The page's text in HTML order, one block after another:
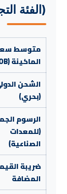
(الفئة
متوسط
الماكينة (FOB)
الشحن
(بحري)
الرسوم
(للمعدات
الصناعية)
ضريبة
المضافة